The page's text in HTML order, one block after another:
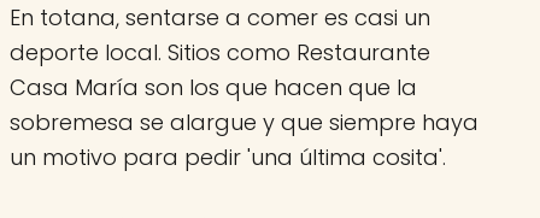
En totana, sentarse a comer es casi un
deporte local. Sitios como Restaurante
Casa María son los que hacen que la
sobremesa se alargue y que siempre haya
un motivo para pedir 'una última cosita'.